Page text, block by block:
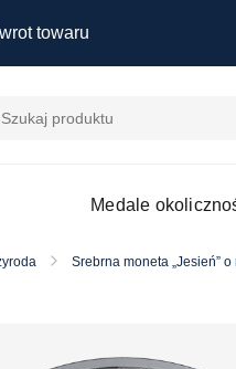
towaru
Medale
Srebrna moneta „Jesień”